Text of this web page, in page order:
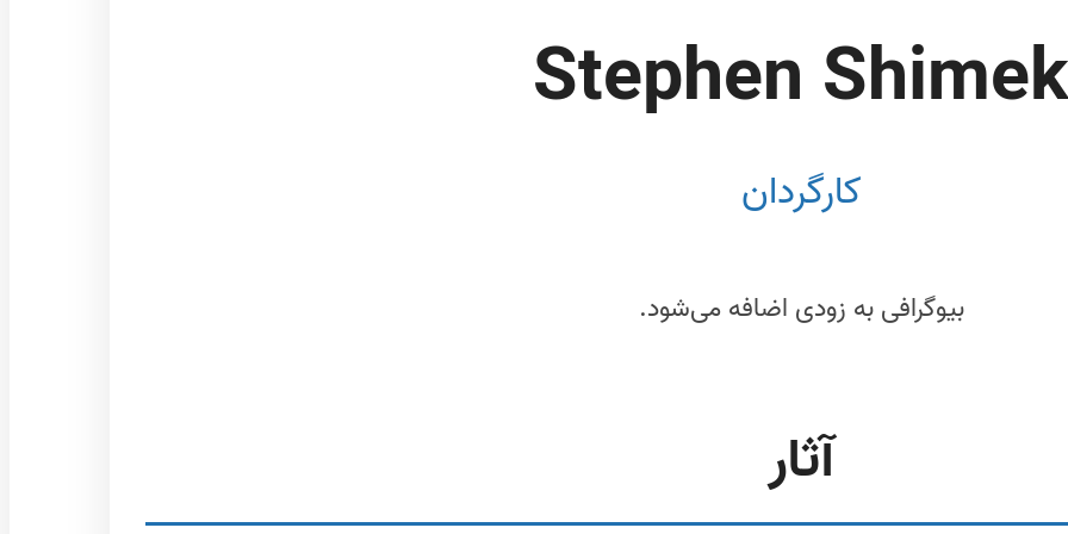
Stephen Shimek
کارگردان
بیوگرافی به زودی اضافه می‌شود.
آثار